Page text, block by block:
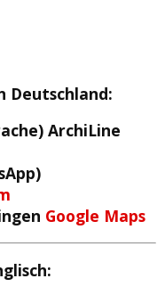
Deutschland:
ArchiLine
Google Maps